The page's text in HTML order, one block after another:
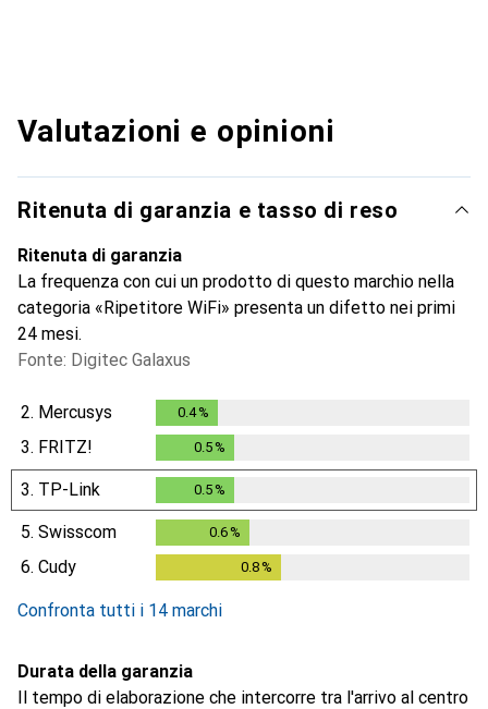
Valutazioni e opinioni
Ritenuta di garanzia e tasso di reso
Ritenuta di garanzia
La frequenza con cui un prodotto di questo marchio nella
categoria «Ripetitore WiFi» presenta un difetto nei primi
24 mesi.
Fonte: Digitec Galaxus
2. Mercusys 0.4%
3. FRITZ! 0.5%
3. TP-Link 0.5%
5. Swisscom 0.6 %
6. Cudy 0.8%
Confronta tutti i 14 marchi
Durata della garanzia
Il tempo di elaborazione che intercorre tra l'arrivo al centro